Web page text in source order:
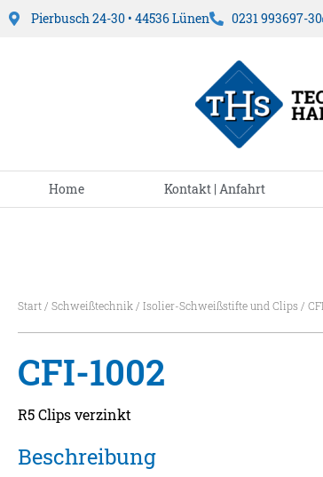
Pierbusch 24-30 • 44536 Lünen 0231 993697-30
Home Kontakt | Anfahrt
Start / Schweißtechnik / Isolier-Schweißstifte und Clips /
CFI-1002
R5 Clips verzinkt
Beschreibung